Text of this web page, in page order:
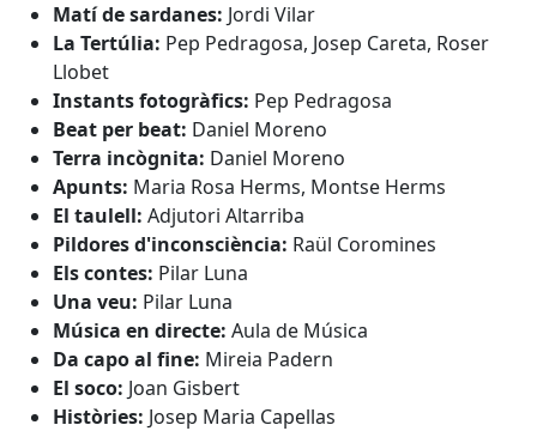
Matí de sardanes: Jordi Vilar
La Tertúlia: Pep Pedragosa, Josep Careta, Roser
Llobet
Instants fotogràfics: Pep Pedragosa
Beat per beat: Daniel Moreno
Terra incògnita: Daniel Moreno
Apunts: Maria Rosa Herms, Montse Herms
El taulell: Adjutori Altarriba
Pildores d'inconsciència: Raül Coromines
Els contes: Pilar Luna
Una veu: Pilar Luna
Música en directe: Aula de Música
Da capo al fine: Mireia Padern
El soco: Joan Gisbert
Històries: Josep Maria Capellas